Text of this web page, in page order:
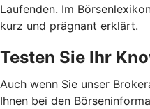
Laufenden. Im
kurz und prägnant erklärt.
Testen Sie Ihr
Auch wenn Sie unser
Ihnen bei den